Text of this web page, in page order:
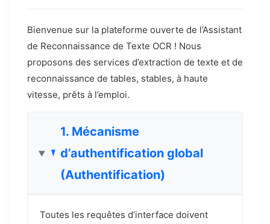
Bienvenue sur la plateforme ouverte de l’Assistant
de Reconnaissance de Texte OCR ! Nous
proposons des services d’extraction de texte et de
reconnaissance de tables, stables, à haute
vitesse, prêts à l’emploi.
1. Mécanisme
d’authentification global
(Authentification)
Toutes les requêtes d’interface doivent